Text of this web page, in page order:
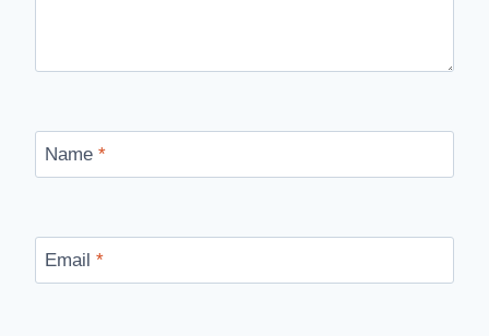
Name *
Email *